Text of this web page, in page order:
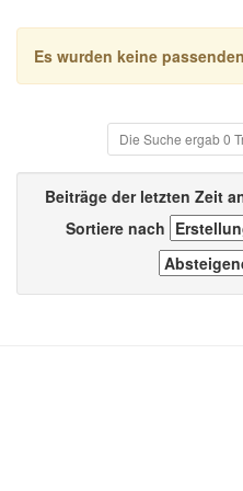
Es wurden keine
Die Suche ergab 0
Beiträge der letzten Zeit
Sortiere nach